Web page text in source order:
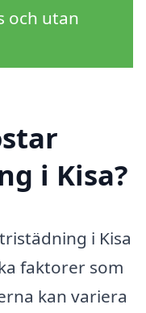
och utan
i Kisa?
i Kisa
faktorer som
kan variera